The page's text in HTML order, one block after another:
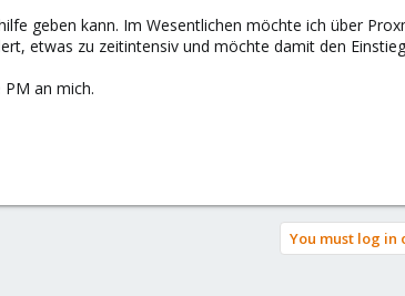
geben kann. Im Wesentlichen möchte ich über
etwas zu zeitintensiv und möchte damit den
an mich.
You must log